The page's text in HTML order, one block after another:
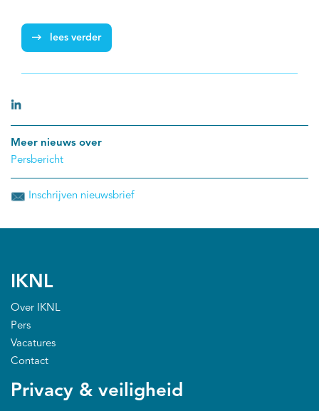
daadwerkelijk zo'n test.
lees verder
Meer nieuws over
Persbericht
Inschrijven nieuwsbrief
IKNL
Over IKNL
Pers
Vacatures
Contact
Privacy & veiligheid